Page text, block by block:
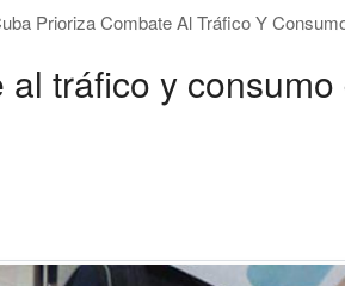
Prioriza Combate Al Tráfico Y
tráfico y consumo